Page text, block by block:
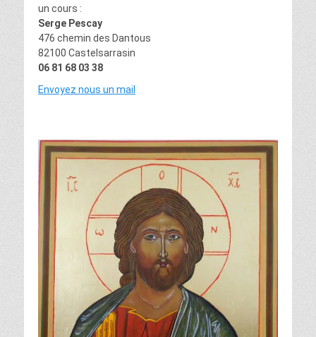
un cours :
Serge Pescay
476 chemin des Dantous
82100 Castelsarrasin
06 81 68 03 38
Envoyez nous un mail